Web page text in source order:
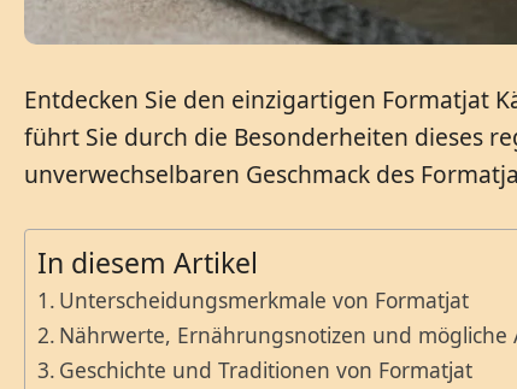
Entdecken Sie den einzigartigen Formatjat
führt Sie durch die Besonderheiten dieses
unverwechselbaren Geschmack des
In diesem Artikel
Unterscheidungsmerkmale von Formatjat
Nährwerte, Ernährungsnotizen und
Geschichte und Traditionen von Formatjat